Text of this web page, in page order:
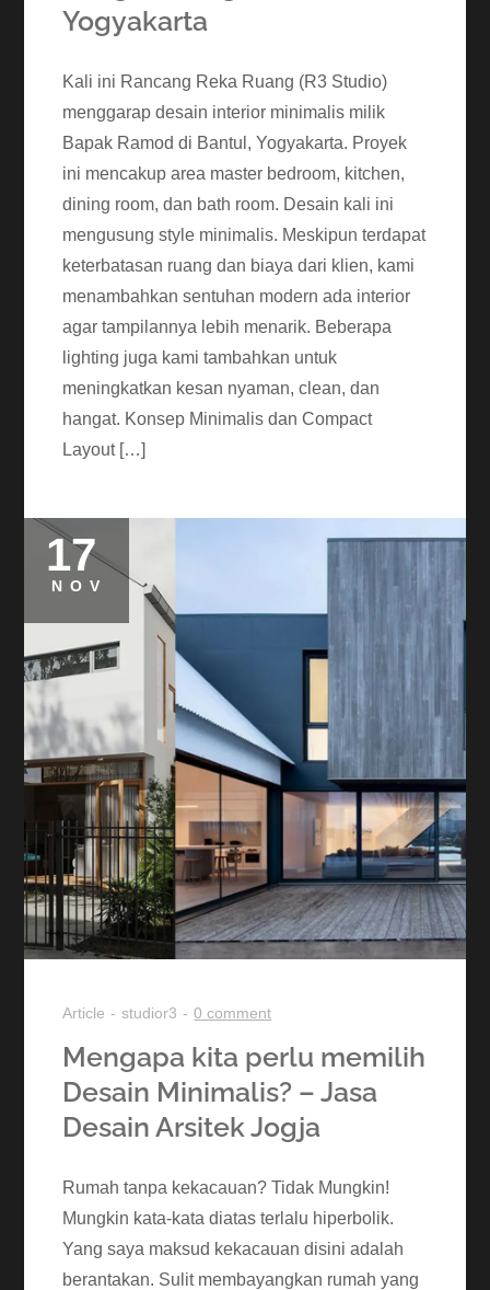
Yogyakarta
Kali ini Rancang Reka Ruang (R3 Studio)
menggarap desain interior minimalis milik
Bapak Ramod di Bantul, Yogyakarta. Proyek
ini mencakup area master bedroom, kitchen,
dining room, dan bath room. Desain kali ini
mengusung style minimalis. Meskipun terdapat
keterbatasan ruang dan biaya dari klien, kami
menambahkan sentuhan modern ada interior
agar tampilannya lebih menarik. Beberapa
lighting juga kami tambahkan untuk
meningkatkan kesan nyaman, clean, dan
hangat. Konsep Minimalis dan Compact
Layout […]
17
NOV
Article studior3 0 comment
Mengapa kita perlu memilih
Desain Minimalis? – Jasa
Desain Arsitek Jogja
Rumah tanpa kekacauan? Tidak Mungkin!
Mungkin kata-kata diatas terlalu hiperbolik.
Yang saya maksud kekacauan disini adalah
berantakan. Sulit membayangkan rumah yang